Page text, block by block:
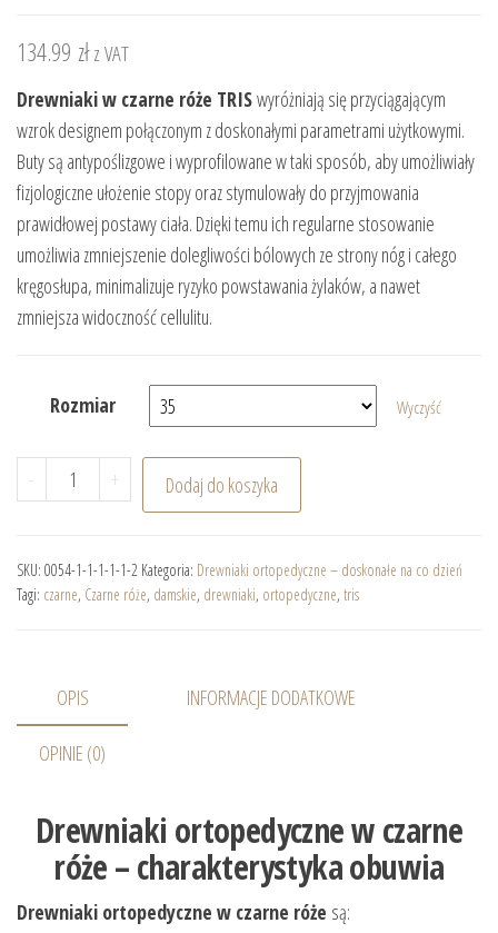
134.99 złz VAT
Drewniaki w czarne róże TRISwyróżniają się przyciągającym
wzrok designem połączonym z doskonałymi parametrami użytkowymi.
Buty są antypoślizgowe i wyprofilowane w taki sposób, aby umożliwiały
fizjologiczne ułożenie stopy oraz stymulowały do przyjmowania
prawidłowej postawy ciała. Dzięki temu ich regularne stosowanie
umożliwia zmniejszenie dolegliwości bólowych ze strony nóg i całego
kręgosłupa, minimalizuje ryzyko powstawania żylaków, a nawet
zmniejsza widoczność cellulitu.
Rozmiar Wyczyść
- ilość TRIS Czarne Róże i Czarny Spód drewniaki
+ Dodaj do koszyka
SKU: 0054-1-1-1-1-1-2 Kategoria: Drewniaki ortopedyczne – doskonałe na co dzień
Tagi: czarne, Czarne róże, damskie, drewniaki, ortopedyczne, tris
OPIS INFORMACJE DODATKOWE
OPINIE (0)
Drewniaki ortopedyczne w czarne
róże – charakterystyka obuwia
Drewniaki ortopedyczne w czarne róże są: